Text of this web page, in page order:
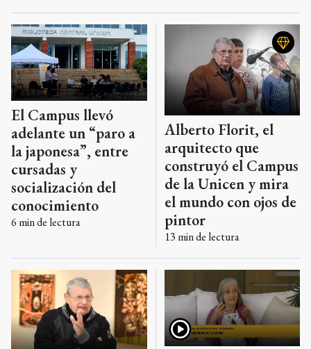
El Campus llevó
adelante un “paro a
la japonesa”, entre
cursadas y
socialización del
conocimiento
6 min de lectura
Alberto Florit, el
arquitecto que
construyó el Campus
de la Unicen y mira
el mundo con ojos de
pintor
13 min de lectura